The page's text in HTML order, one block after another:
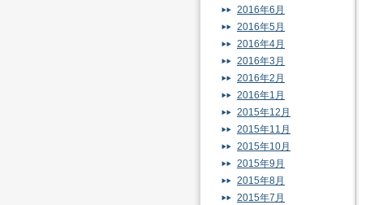
2016年6月
2016年5月
2016年4月
2016年3月
2016年2月
2016年1月
2015年12月
2015年11月
2015年10月
2015年9月
2015年8月
2015年7月